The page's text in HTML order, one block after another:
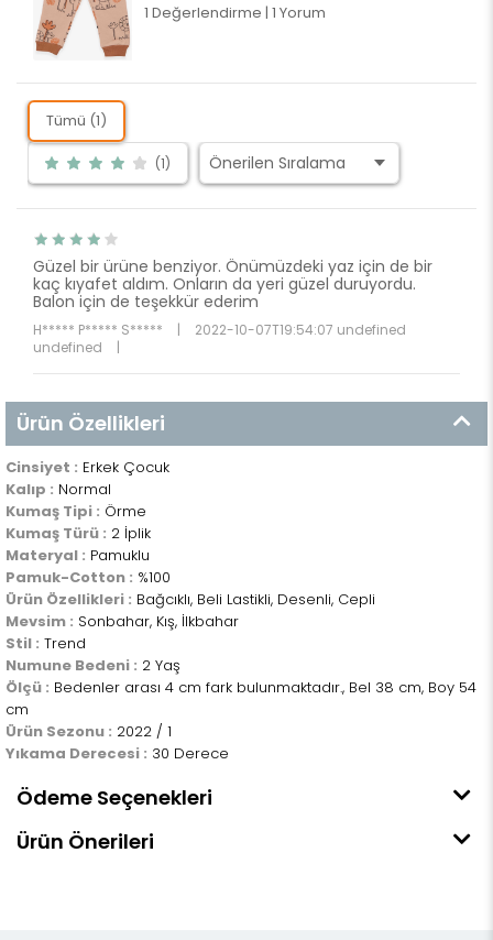
1 Değerlendirme | 1 Yorum
Tümü (1)
(1)
Güzel bir ürüne benziyor. Önümüzdeki yaz için de bir
kaç kıyafet aldım. Onların da yeri güzel duruyordu.
Balon için de teşekkür ederim
H***** P***** S***** |
2022-10-07T19:54:07 undefined
undefined
|
Ürün Özellikleri
Cinsiyet : Erkek Çocuk
Kalıp : Normal
Kumaş Tipi : Örme
Kumaş Türü : 2 İplik
Materyal : Pamuklu
Pamuk-Cotton : %100
Ürün Özellikleri : Bağcıklı, Beli Lastikli, Desenli, Cepli
Mevsim : Sonbahar, Kış, İlkbahar
Stil : Trend
Numune Bedeni : 2 Yaş
Ölçü : Bedenler arası 4 cm fark bulunmaktadır., Bel 38 cm, Boy 54
cm
Ürün Sezonu : 2022 / 1
Yıkama Derecesi : 30 Derece
Ödeme Seçenekleri
Ürün Önerileri